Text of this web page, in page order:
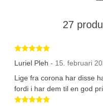
27
Betygsatt 5 av 5
Luriel Pleh - 15. februari
Lige fra corona har disse
fordi i har dem til en god
Betygsatt 5 av 5